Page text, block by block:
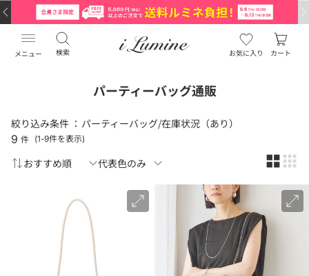
メニュー 検索 お気に入り カート
パーティーバッグ通販
絞り込み条件 ： パーティーバッグ/在庫状況（あり）
9 件 (1-9件を表示)